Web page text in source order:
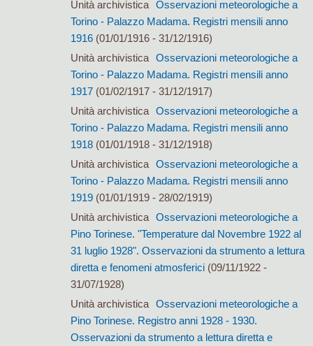
Unità archivistica Osservazioni meteorologiche a
Torino - Palazzo Madama. Registri mensili anno
1916(01/01/1916 - 31/12/1916)
Unità archivistica Osservazioni meteorologiche a
Torino - Palazzo Madama. Registri mensili anno
1917(01/02/1917 - 31/12/1917)
Unità archivistica Osservazioni meteorologiche a
Torino - Palazzo Madama. Registri mensili anno
1918(01/01/1918 - 31/12/1918)
Unità archivistica Osservazioni meteorologiche a
Torino - Palazzo Madama. Registri mensili anno
1919(01/01/1919 - 28/02/1919)
Unità archivistica Osservazioni meteorologiche a
Pino Torinese. "Temperature dal Novembre 1922 al
31 luglio 1928". Osservazioni da strumento a lettura
diretta e fenomeni atmosferici(09/11/1922 -
31/07/1928)
Unità archivistica Osservazioni meteorologiche a
Pino Torinese. Registro anni 1928 - 1930.
Osservazioni da strumento a lettura diretta e